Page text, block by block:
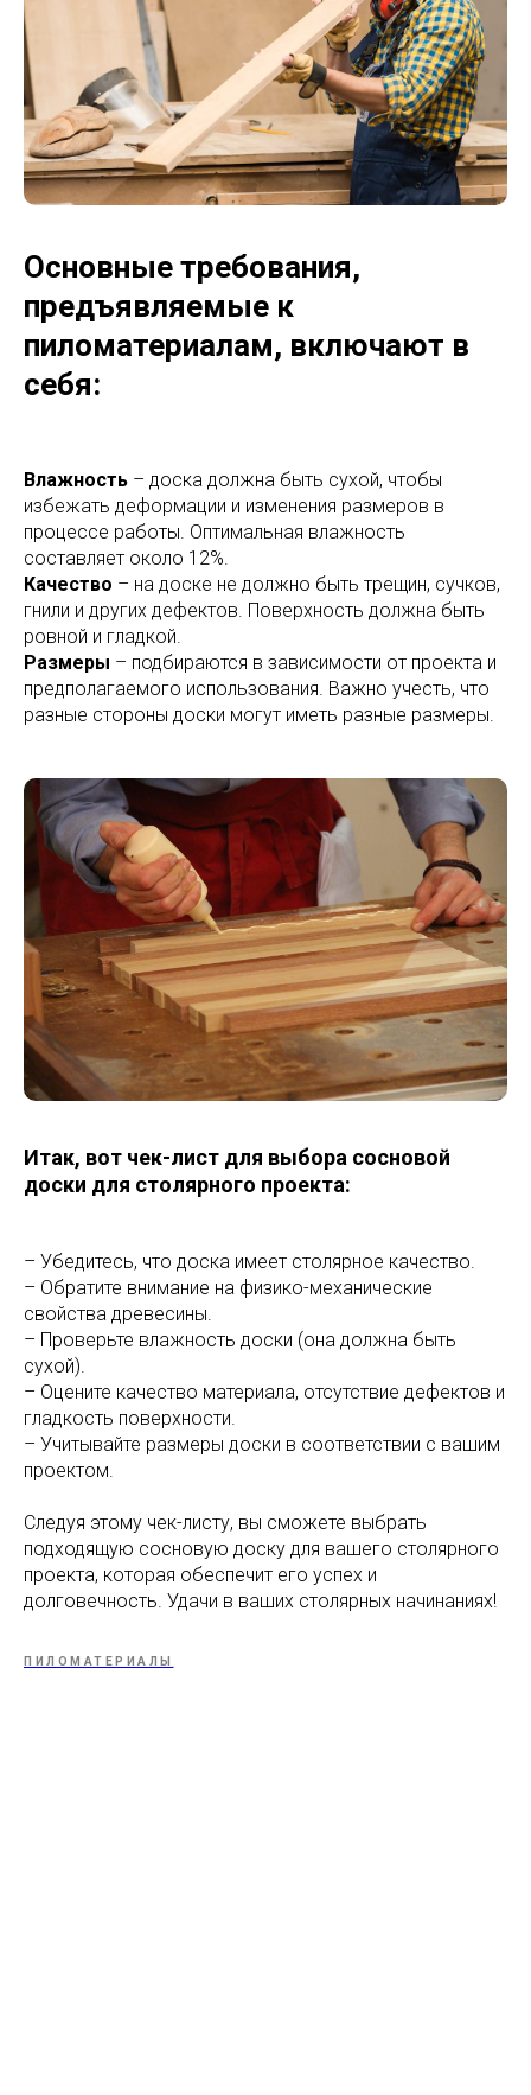
Основные требования,
предъявляемые к
пиломатериалам, включают в
себя:
Влажность – доска должна быть сухой, чтобы
избежать деформации и изменения размеров в
процессе работы. Оптимальная влажность
составляет около 12%.
Качество – на доске не должно быть трещин, сучков,
гнили и других дефектов. Поверхность должна быть
ровной и гладкой.
Размеры – подбираются в зависимости от проекта и
предполагаемого использования. Важно учесть, что
разные стороны доски могут иметь разные размеры.
Итак, вот чек-лист для выбора сосновой
доски для столярного проекта:
– Убедитесь, что доска имеет столярное качество.
– Обратите внимание на физико-механические
свойства древесины.
– Проверьте влажность доски (она должна быть
сухой).
– Оцените качество материала, отсутствие дефектов и
гладкость поверхности.
– Учитывайте размеры доски в соответствии с вашим
проектом.
Следуя этому чек-листу, вы сможете выбрать
подходящую сосновую доску для вашего столярного
проекта, которая обеспечит его успех и
долговечность. Удачи в ваших столярных начинаниях!
ПИЛОМАТЕРИАЛЫ